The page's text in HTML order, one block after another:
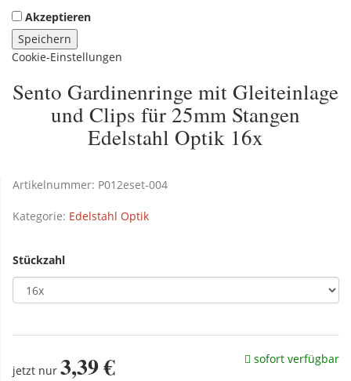
Akzeptieren
Speichern
Cookie-Einstellungen
Sento Gardinenringe mit Gleiteinlage
und Clips für 25mm Stangen
Edelstahl Optik 16x
Artikelnummer: P012eset-004
Kategorie: Edelstahl Optik
Stückzahl
jetzt nur 3,39 € sofort verfügbar